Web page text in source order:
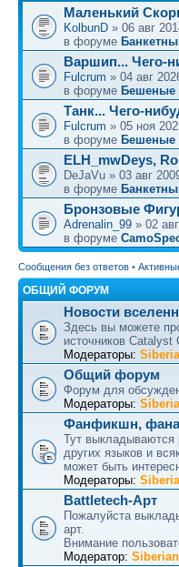
Маленький
KolbunD » 06 авг
в форуме
Варшип... Чего-
Fulcrum » 04 авг
в форуме Бешеные
Танк... Чего-
Fulcrum » 05 ноя
в форуме Бешеные
ELH_mwDeys,
DeJaVu » 03 авг
в форуме
Бронзовые
Adrenalin_99 » 02
в форуме
Сообщения без ответов •
ОБЩИЙ ФОРУМ
Новости
Здесь вы можете
источников Catalyst
Модераторы:
Общий форум
Форум для
Модераторы:
Фанфикшн,
Тут
других языков и
может быть
Модераторы:
Battletech-Арт
Пожалуйста
арт.
Внимание
Модератор: